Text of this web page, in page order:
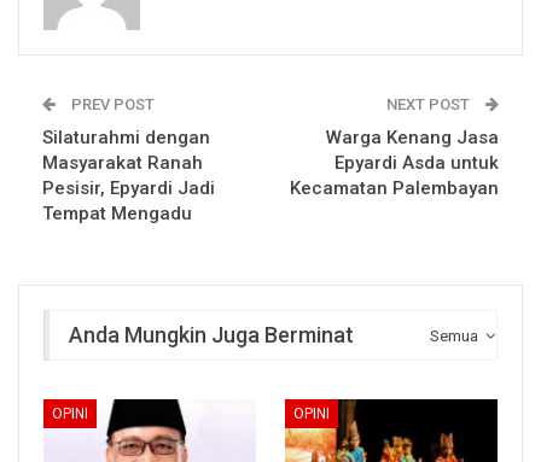
PREV POST
Silaturahmi dengan
Masyarakat Ranah
Pesisir, Epyardi Jadi
Tempat Mengadu
NEXT POST
Warga Kenang Jasa
Epyardi Asda untuk
Kecamatan Palembayan
Semua
Anda Mungkin Juga Berminat
OPINI OPINI